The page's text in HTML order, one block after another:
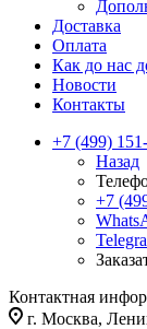
Доставка
Оплата
Как до нас
Новости
Контакты
+7 (499)
Назад
+7
Контактная
г. Москва,